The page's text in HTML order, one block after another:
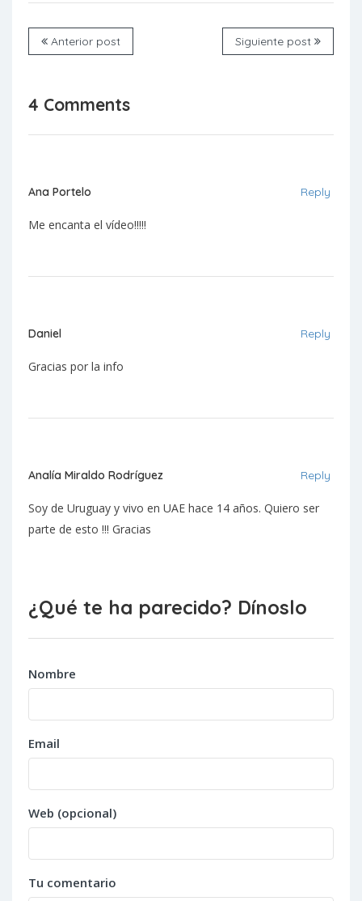
Anterior post Siguiente post
4 Comments
Ana Portelo Reply
Me encanta el vídeo!!!!!
Daniel Reply
Gracias por la info
Analía Miraldo Rodríguez Reply
Soy de Uruguay y vivo en UAE hace 14 años. Quiero ser
parte de esto !!! Gracias
¿Qué te ha parecido? Dínoslo
Nombre
Email
Web (opcional)
Tu comentario